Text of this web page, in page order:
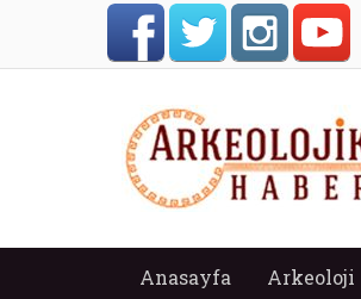
Anasayfa Arkeoloji